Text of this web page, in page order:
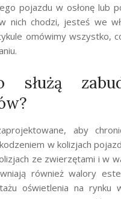
pojazdu w osłonę lub
nich chodzi, jesteś we
omówimywszystko,
służą
aby
w kolizjach
ze zwierzętami i w
również walory
oświetlenia na rynku